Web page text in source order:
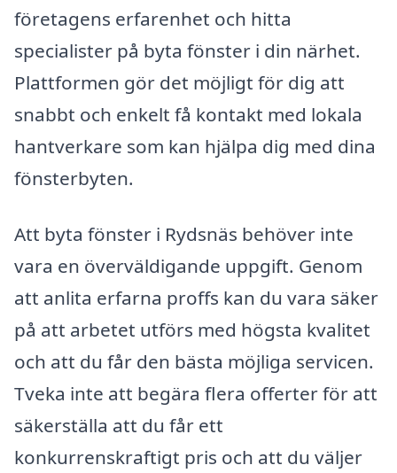
företagens erfarenhet och hitta
specialister på byta fönster i din närhet.
Plattformen gör det möjligt för dig att
snabbt och enkelt få kontakt med lokala
hantverkare som kan hjälpa dig med dina
fönsterbyten.
Att byta fönster i Rydsnäs behöver inte
vara en överväldigande uppgift. Genom
att anlita erfarna proffs kan du vara säker
på att arbetet utförs med högsta kvalitet
och att du får den bästa möjliga servicen.
Tveka inte att begära flera offerter för att
säkerställa att du får ett
konkurrenskraftigt pris och att du väljer